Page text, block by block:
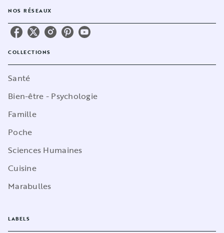
NOS RÉSEAUX
COLLECTIONS
Santé
Bien-être - Psychologie
Famille
Poche
Sciences Humaines
Cuisine
Marabulles
LABELS